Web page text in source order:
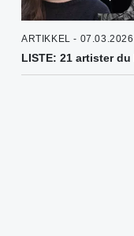
ARTIKKEL - 07.03.2026
LISTE: 21 artister